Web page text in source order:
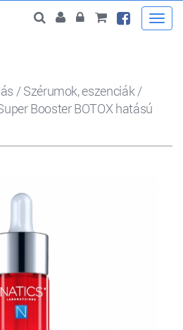
/Szérumok, eszenciák/
Booster BOTOX hatású